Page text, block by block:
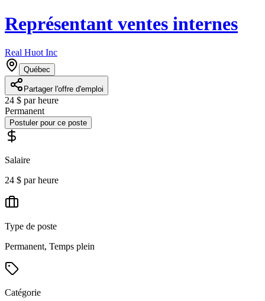
Représentant ventes internes
Real Huot Inc
Québec
Partager l'offre d'emploi
24 $ par heure
Permanent
Postuler pour ce poste
Salaire
24 $ par heure
Type de poste
Permanent, Temps plein
Catégorie